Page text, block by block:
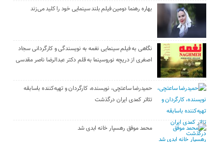
بهاره رهنما دومین فیلم بلند سینمایی خود را کلید می‌زند
نگاهی به فیلم سینمایی نغمه به نویسندگی و کارگردانی سجاد
اصغری از دریچه نوروسینما به قلم دکتر عبدالرضا ناصر مقدسی
حمیدرضا ساعتچی، نویسنده، کارگردان و تهیه‌کننده باسابقه
تئاتر کمدی ایران درگذشت
محمد موفق رهسپار خانه ابدی شد